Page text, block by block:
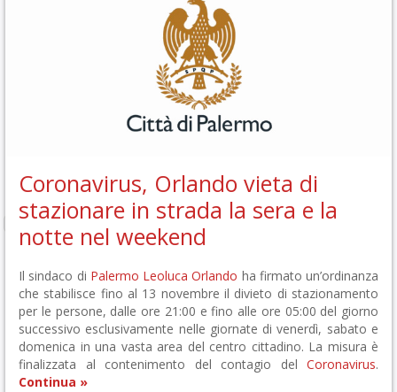
Coronavirus, Orlando vieta di
stazionare in strada la sera e la
notte nel weekend
Il sindaco di Palermo Leoluca Orlando ha firmato un’ordinanza
che stabilisce fino al 13 novembre il divieto di stazionamento
per le persone, dalle ore 21:00 e fino alle ore 05:00 del giorno
successivo esclusivamente nelle giornate di venerdì, sabato e
domenica in una vasta area del centro cittadino. La misura è
finalizzata al contenimento del contagio del Coronavirus.
Continua »